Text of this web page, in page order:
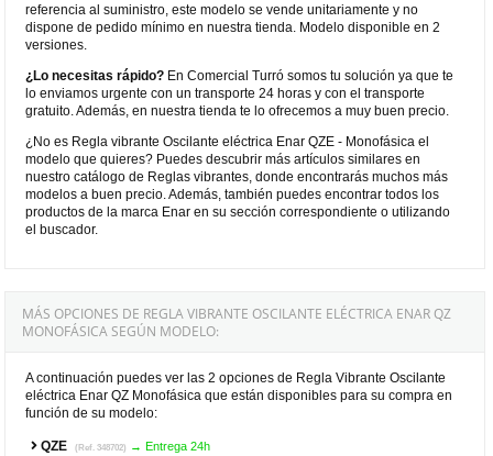
referencia al suministro, este modelo se vende unitariamente y no
dispone de pedido mínimo en nuestra tienda. Modelo disponible en 2
versiones.
¿Lo necesitas rápido? En Comercial Turró somos tu solución ya que te
lo enviamos urgente con un transporte 24 horas y con el transporte
gratuito. Además, en nuestra tienda te lo ofrecemos a muy buen precio.
¿No es Regla vibrante Oscilante eléctrica Enar QZE - Monofásica el
modelo que quieres? Puedes descubrir más artículos similares en
nuestro catálogo de Reglas vibrantes, donde encontrarás muchos más
modelos a buen precio. Además, también puedes encontrar todos los
productos de la marca Enar en su sección correspondiente o utilizando
el buscador.
MÁS OPCIONES DE REGLA VIBRANTE OSCILANTE ELÉCTRICA ENAR QZ
MONOFÁSICA SEGÚN MODELO:
A continuación puedes ver las 2 opciones de Regla Vibrante Oscilante
eléctrica Enar QZ Monofásica que están disponibles para su compra en
función de su modelo:
QZE (Ref. 348702) → Entrega 24h